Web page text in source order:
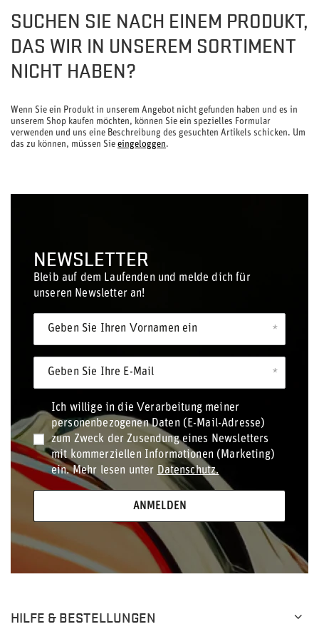
SUCHEN SIE NACH EINEM PRODUKT,
DAS WIR IN UNSEREM SORTIMENT
NICHT HABEN?
Wenn Sie ein Produkt in unserem Angebot nicht gefunden haben und es in
unserem Shop kaufen möchten, können Sie ein spezielles Formular
verwenden und uns eine Beschreibung des gesuchten Artikels schicken. Um
das zu können, müssen Sie eingeloggen.
NEWSLETTER
Bleib auf dem Laufenden und melde dich für
unseren Newsletter an!
Geben Sie Ihren Vornamen ein
Geben Sie Ihre E-Mail
Ich willige in die Verarbeitung meiner
personenbezogenen Daten (E-Mail-Adresse)
zum Zweck der Zusendung eines Newsletters
mit kommerziellen Informationen (Marketing)
ein. Mehr lesen unter Datenschutz.
ANMELDEN
HILFE & BESTELLUNGEN